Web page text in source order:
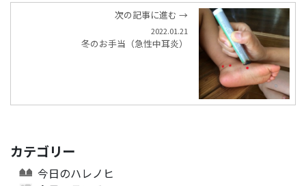
次の記事に進む →
2022.01.21
冬のお手当（急性中耳炎）
カテゴリー
今日のハレノヒ